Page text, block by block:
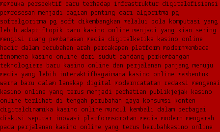
membuka perspektif baru terhadap infrastruktur digitalefisiensi
pemrosesan menjadi bagian penting dari algoritma pg
softalgoritma pg soft dikembangkan melalui pola komputasi yang
lebih adaptiftopik baru kasino online menjadi yang kian sering
mengisi ruang pembahasan media digitalketika kasino online
hadir dalam perubahan arah percakapan platform modernmembaca
fenomena kasino online dari sudut pandang perkembangan
teknologiera baru kasino online dan perjalanan panjang menuju
media yang lebih interaktifbagaimana kasino online membentuk
warna baru dalam lanskap digital moderncatatan redaksi mengenai
kasino online yang terus menjadi perhatian publikjejak kasino
online terlihat di tengah perubahan gaya konsumsi konten
digitaldinamika kasino online muncul kembali dalam berbagai
diskusi seputar inovasi platformsorotan media modern mengarah
pada perjalanan kasino online yang terus berubahkasino online